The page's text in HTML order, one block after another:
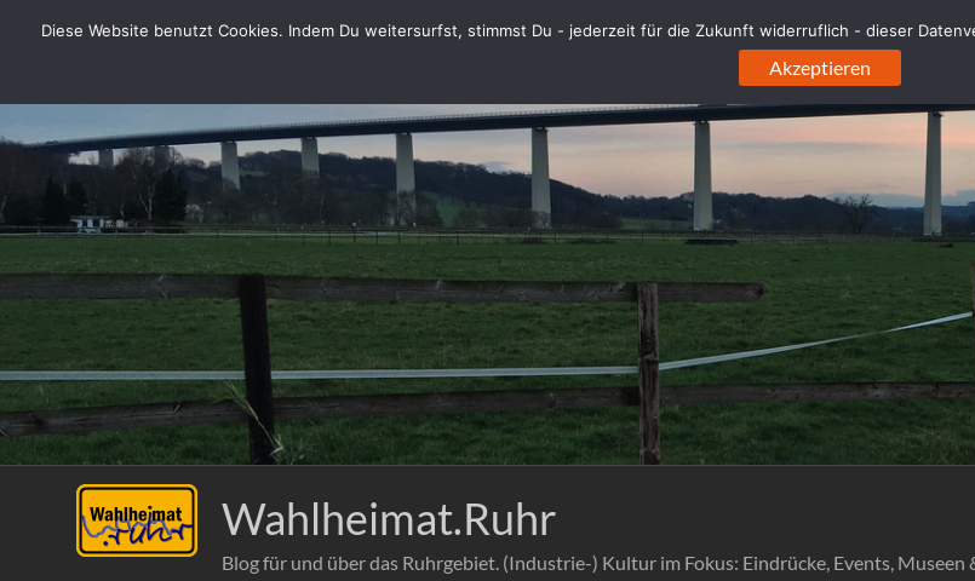
Inhalt
Wahlheimat.Ruhr
Blog für und über das Ruhrgebiet. (Industrie-) Kultur im Fokus: Eindrücke, Events, Museen
Diese Website benutzt Cookies. Indem Du weitersurfst, stimmst Du - jederzeit für die Zukunft widerruflich - dieser
Akzeptieren